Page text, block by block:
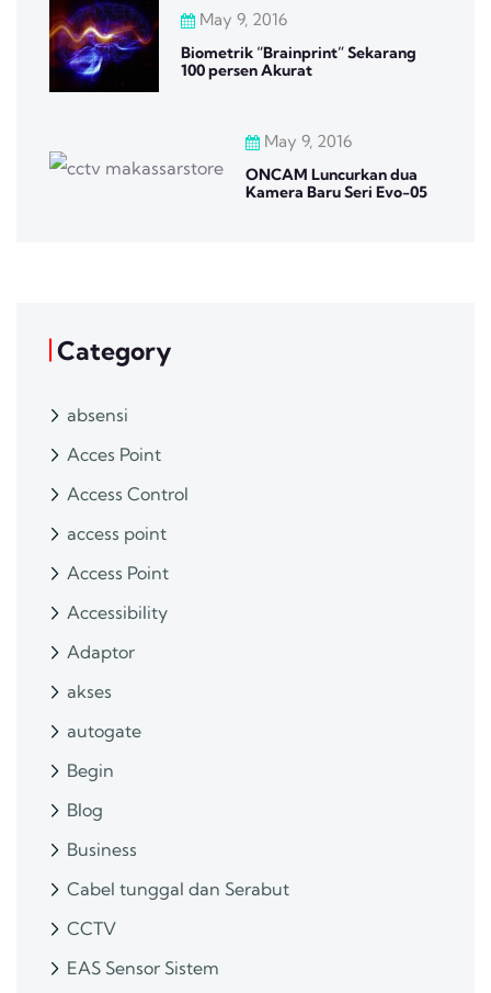
May 9, 2016
Biometrik “Brainprint” Sekarang
100 persen Akurat
May 9, 2016
ONCAM Luncurkan dua
Kamera Baru Seri Evo-05
Category
absensi
Acces Point
Access Control
access point
Access Point
Accessibility
Adaptor
akses
autogate
Begin
Blog
Business
Cabel tunggal dan Serabut
CCTV
EAS Sensor Sistem